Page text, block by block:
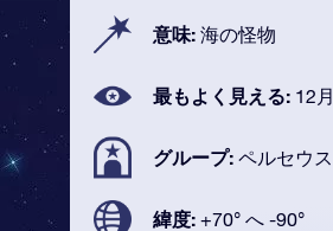
意味: 海の怪物
最もよく見える: 12月
グループ: ペルセウス
緯度: +70° へ -90°